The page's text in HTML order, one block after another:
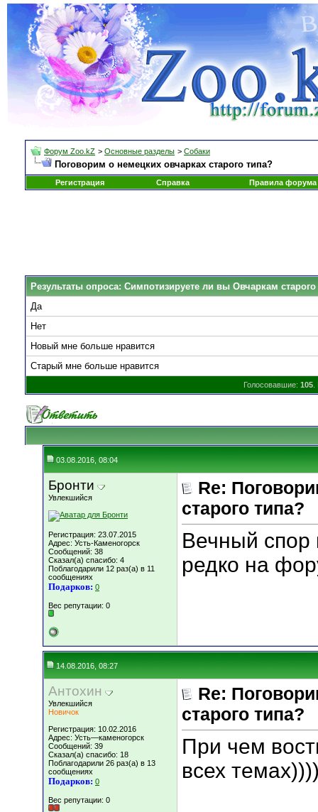
Форум Zoo.kZ > Основные разделы > Собаки
Поговорим о немецких овчарках старого типа?
Регистрация Справка Правила форума
Результаты опроса: Симпотизируете ли вы Овчаркам старого
Да
Нет
Новый мне больше нравится
Старый мне больше нравится
Голосовавшие: 105.
03.08.2016, 08:04
Бронти
Увлекшийся
Регистрация: 23.07.2015
Адрес: Усть-Каменогорск
Сообщений: 38
Сказал(а) спасибо: 4
Поблагодарили 12 раз(а) в 11
сообщениях
Подарков: 0
Вес репутации: 0
Re:
старого типа?
Вечный спор
редко на
14.08.2016, 08:27
Антохин
Увлекшийся
Новичок
Регистрация: 10.02.2016
Адрес: Усть—каменогорск
Сообщений: 39
Сказал(а) спасибо: 18
Поблагодарили 26 раз(а) в 13
сообщениях
Подарков: 0
Вес репутации: 0
Re:
старого типа?
При чем
всех